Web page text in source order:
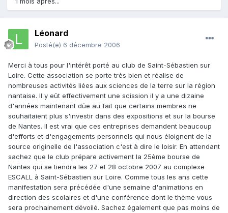
Léonard
Posté(e) 6 décembre 2006
Merci à tous pour l'intérêt porté au club de Saint-Sébastien sur
Loire. Cette association se porte très bien et réalise de
nombreuses activités liées aux sciences de la terre sur la région
nantaise. Il y eût effectivement une scission il y a une dizaine
d'années maintenant dûe au fait que certains membres ne
souhaitaient plus s'investir dans des expositions et sur la bourse
de Nantes. Il est vrai que ces entreprises demandent beaucoup
d'efforts et d'engagements personnels qui nous éloignent de la
source originelle de l'association c'est à dire le loisir. En attendant
sachez que le club prépare activement la 25ème bourse de
Nantes qui se tiendra les 27 et 28 octobre 2007 au complexe
ESCALL à Saint-Sébastien sur Loire. Comme tous les ans cette
manifestation sera précédée d'une semaine d'animations en
direction des scolaires et d'une conférence dont le thème vous
sera prochainement dévoilé. Sachez également que pas moins de